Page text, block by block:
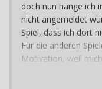
doch nun hänge ich
nicht angemeldet
Spiel, dass ich dort
Für die anderen
Motivation, weil